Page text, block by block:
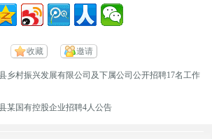
收藏 邀请
乡村振兴发展有限公司及下属公司公开招聘17名工作
某国有控股企业招聘4人公告